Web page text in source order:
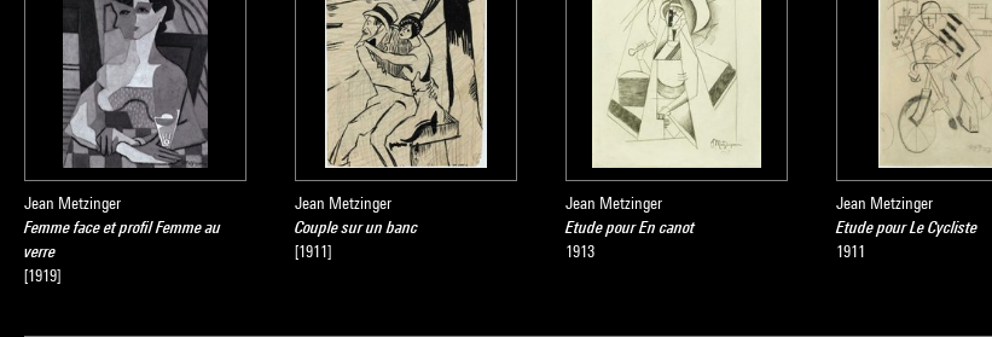
Jean Metzinger
Femme face et profil Femme au
verre
[1919]
Jean Metzinger
Couple sur un banc
[1911]
Jean Metzinger
Etude pour En canot
1913
Jean Metzinger
Etude pour Le Cycliste
1911